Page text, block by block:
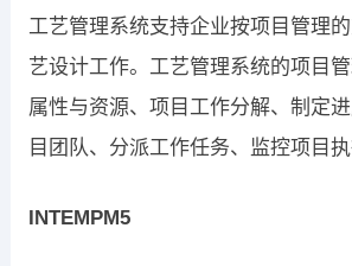
工艺管理系统支持企业按项目管理
艺设计工作。工艺管理系统的项目
属性与资源、项目工作分解、制定
目团队、分派工作任务、监控项目执
INTEMPM5